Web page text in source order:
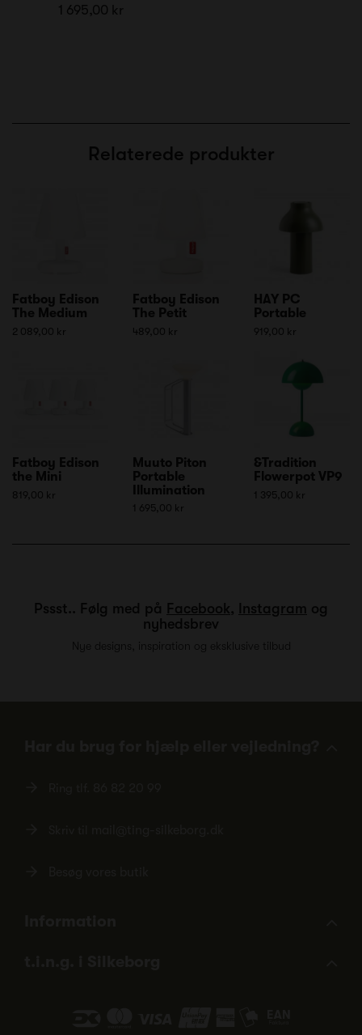
1 695,00 kr
Relaterede produkter
Fatboy Edison
The Medium
2 089,00 kr
Fatboy Edison
The Petit
489,00 kr
HAY PC
Portable
919,00 kr
Fatboy Edison
the Mini
819,00 kr
Muuto Piton
Portable
Illumination
1 695,00 kr
&Tradition
Flowerpot VP9
1 395,00 kr
Pssst.. Følg med på Facebook, Instagram og
nyhedsbrev
Nye designs, inspiration og eksklusive tilbud